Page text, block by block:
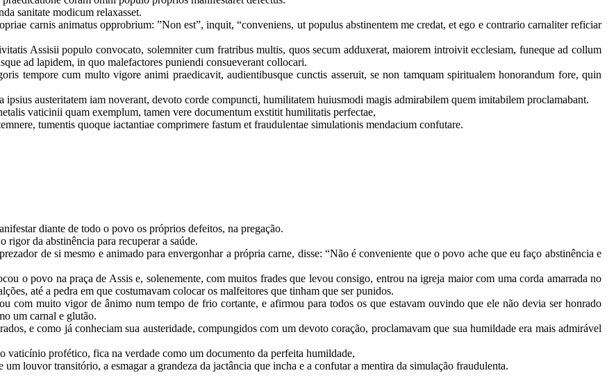
sanitate modicum relaxasset.
carnis animatus opprobrium: ”Non est”, inquit, “conveniens, ut populus abstinentem me credat, et ego e contrario carnaliter reficiar
Assisii populo convocato, solemniter cum fratribus multis, quos secum adduxerat, maiorem introivit ecclesiam, funeque ad collum
ad lapidem, in quo malefactores puniendi consueverant collocari.
tempore cum multo vigore animi praedicavit, audientibusque cunctis asseruit, se non tamquam spiritualem honorandum fore, quin
austeritatem iam noverant, devoto corde compuncti, humilitatem huiusmodi magis admirabilem quem imitabilem proclamabant.
vaticinii quam exemplum, tamen vere documentum exstitit humilitatis perfectae,
tumentis quoque iactantiae comprimere fastum et fraudulentae simulationis mendacium confutare.
diante de todo o povo os próprios defeitos, na pregação.
da abstinência para recuperar a saúde.
de si mesmo e animado para envergonhar a própria carne, disse: “Não é conveniente que o povo ache que eu faço abstinência e
o povo na praça de Assis e, solenemente, com muitos frades que levou consigo, entrou na igreja maior com uma corda amarrada no
até a pedra em que costumavam colocar os malfeitores que tinham que ser punidos.
com muito vigor de ânimo num tempo de frio cortante, e afirmou para todos os que estavam ouvindo que ele não devia ser honrado
um carnal e glutão.
e como já conheciam sua austeridade, compungidos com um devoto coração, proclamavam que sua humildade era mais admirável
vaticínio profético, fica na verdade como um documento da perfeita humildade,
louvor transitório, a esmagar a grandeza da jactância que incha e a confutar a mentira da simulação fraudulenta.